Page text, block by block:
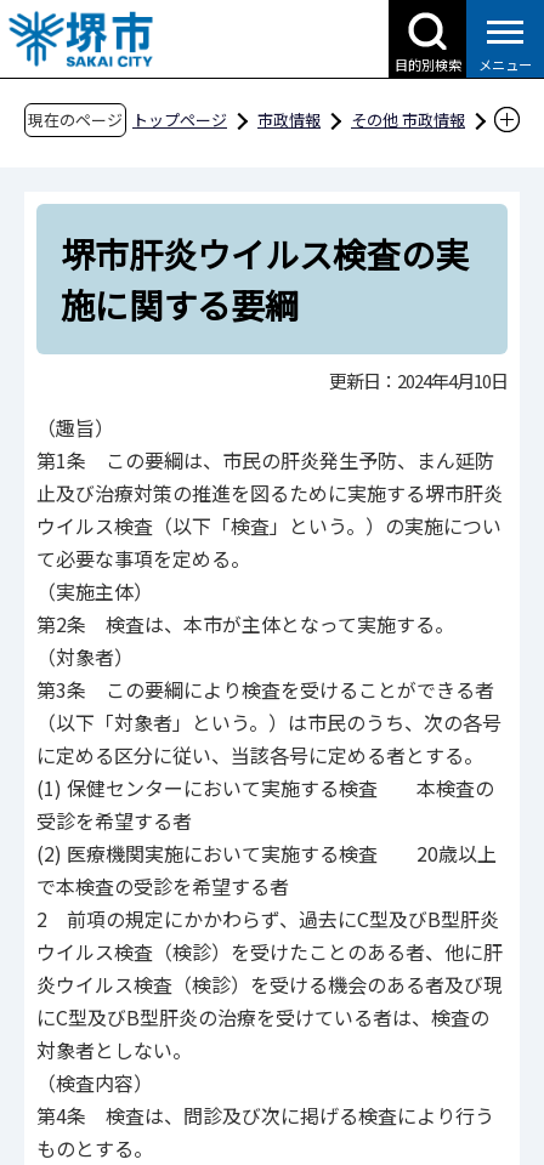
こ
の
ペ
目的別検索 メニュー
現在のページ トップページ 市政情報
その他 市政情報
保健衛生
堺市肝炎ウイルス検査の実施に関する要綱
堺市肝炎ウイルス検査の実
施に関する要綱
更新日：2024年4月10日
（趣旨）
第1条 この要綱は、市民の肝炎発生予防、まん延防
止及び治療対策の推進を図るために実施する堺市肝炎
ウイルス検査（以下「検査」という。）の実施につい
て必要な事項を定める。
（実施主体）
第2条 検査は、本市が主体となって実施する。
（対象者）
第3条 この要綱により検査を受けることができる者
（以下「対象者」という。）は市民のうち、次の各号
に定める区分に従い、当該各号に定める者とする。
(1) 保健センターにおいて実施する検査 本検査の
受診を希望する者
(2) 医療機関実施において実施する検査 20歳以上
で本検査の受診を希望する者
2 前項の規定にかかわらず、過去にC型及びB型肝炎
ウイルス検査（検診）を受けたことのある者、他に肝
炎ウイルス検査（検診）を受ける機会のある者及び現
にC型及びB型肝炎の治療を受けている者は、検査の
対象者としない。
（検査内容）
第4条 検査は、問診及び次に掲げる検査により行う
ものとする。